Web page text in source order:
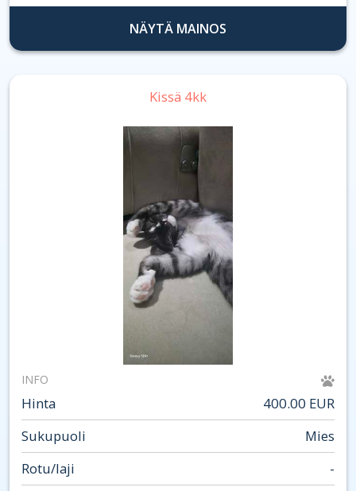
NÄYTÄ MAINOS
Kissä 4kk
INFO
Hinta
400.00 EUR
Sukupuoli
Mies
Rotu/laji
-